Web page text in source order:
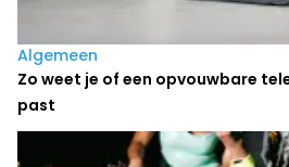
Algemeen
Zo weet je of een opvouwbare
past